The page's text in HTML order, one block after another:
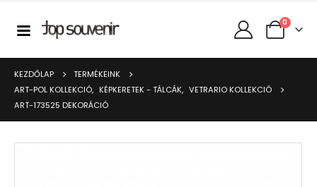
0
KEZDŐLAP
TERMÉKEINK
ART-POL KOLLEKCIÓ, KÉPKERETEK - TÁLCÁK, VETRARIO KOLLEKCIÓ
ART-173525 DEKORÁCIÓ